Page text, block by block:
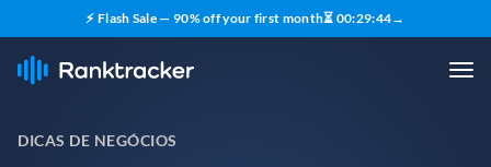
⚡ Flash Sale — 90% off your first month⏳ 00:29:43→
DICAS DE NEGÓCIOS